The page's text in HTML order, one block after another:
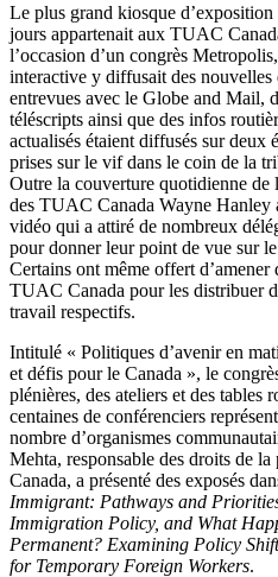
Le plus grand kiosque d’exposition
jours appartenait aux TUAC
l’occasion d’un congrès
interactive y diffusait des
entrevues avec le Globe and Mail,
téléscripts ainsi que des infos
actualisés étaient diffusés sur deux
prises sur le vif dans le coin de la
Outre la couverture quotidienne de
des TUAC Canada Wayne Hanley
vidéo qui a attiré de nombreux
pour donner leur point de vue sur
Certains ont même offert
TUAC Canada pour les distribuer
travail respectifs.
Intitulé « Politiques d’avenir en
et défis pour le Canada », le
plénières, des ateliers et des tables
centaines de conférenciers
nombre d’organismes
Mehta, responsable des droits de
Canada, a présenté des exposés
Immigrant: Pathways and
Immigration Policy, and What
Permanent? Examining Policy
for Temporary Foreign Workers.